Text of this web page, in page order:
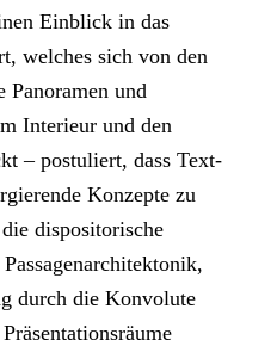
Einblick in das
welches sich von den
Panoramen und
Interieur und den
– postuliert, dass Text-
Konzepte zu
dispositorische
durch die Konvolute